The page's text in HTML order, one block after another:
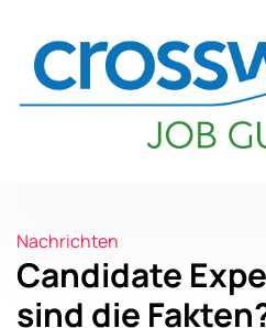
Nachrichten
Candidate
sind die